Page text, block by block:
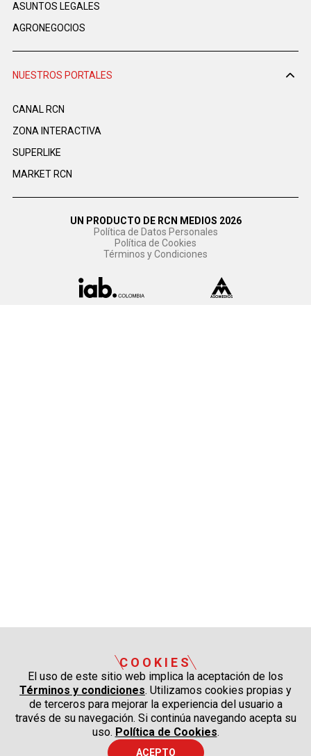
ASUNTOS LEGALES
AGRONEGOCIOS
NUESTROS PORTALES
CANAL RCN
ZONA INTERACTIVA
SUPERLIKE
MARKET RCN
UN PRODUCTO DE RCN MEDIOS 2026
Política de Datos Personales
Política de Cookies
Términos y Condiciones
COOKIES
El uso de este sitio web implica la aceptación de los
Términos y condiciones. Utilizamos cookies propias y
de terceros para mejorar la experiencia del usuario a
través de su navegación. Si continúa navegando acepta su
uso. Política de Cookies.
ACEPTO